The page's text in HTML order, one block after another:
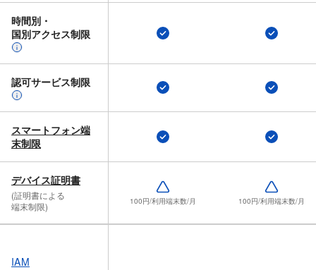
時間別・​
国別アクセス制限
認可サービス制限
スマートフォン端
末制限
デバイス証明書
(証明書に​よる​
端末制限)
100円/利用端末数/月 100円/利用端末数/月
IAM